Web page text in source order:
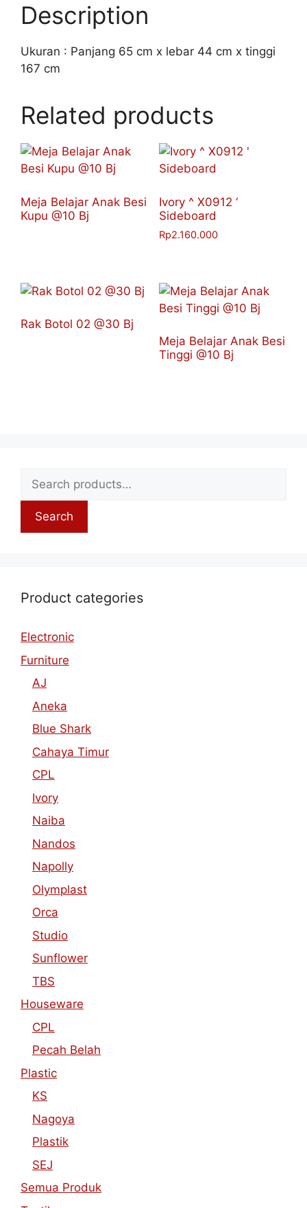
Description
Ukuran : Panjang 65 cm x lebar 44 cm x tinggi
167 cm
Related products
Meja Belajar Anak Besi
Kupu @10 Bj
Ivory ^ X0912 ‘
Sideboard
Rp2.160.000
Rak Botol 02 @30 Bj
Meja Belajar Anak Besi
Tinggi @10 Bj
Search
Product categories
Electronic
Furniture
AJ
Aneka
Blue Shark
Cahaya Timur
CPL
Ivory
Naiba
Nandos
Napolly
Olymplast
Orca
Studio
Sunflower
TBS
Houseware
CPL
Pecah Belah
Plastic
KS
Nagoya
Plastik
SEJ
Semua Produk